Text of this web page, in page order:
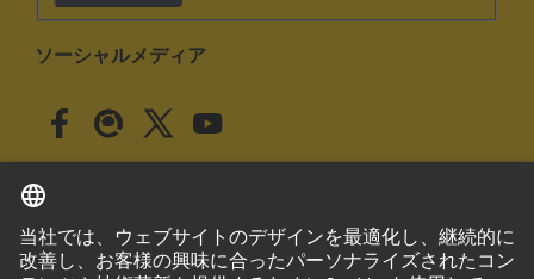
ソーシャルメディア
日本 日本語